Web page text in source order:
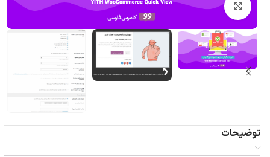
برای بزرگنمایی کلیک کنید
توضیحات